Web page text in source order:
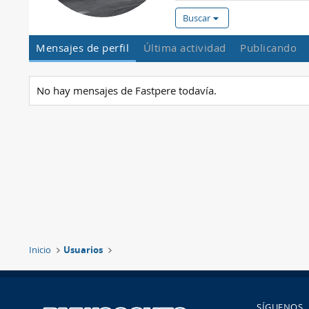
Buscar
Mensajes de perfil Última actividad Publicando
No hay mensajes de Fastpere todavía.
Inicio Usuarios